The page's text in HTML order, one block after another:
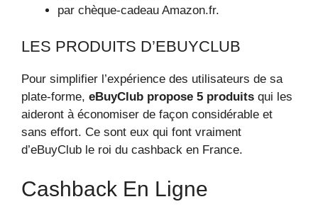
par chèque-cadeau Amazon.fr.
LES PRODUITS D’EBUYCLUB
Pour simplifier l’expérience des utilisateurs de sa
plate-forme, eBuyClub propose 5 produits qui les
aideront à économiser de façon considérable et
sans effort. Ce sont eux qui font vraiment
d’eBuyClub le roi du cashback en France.
Cashback En Ligne